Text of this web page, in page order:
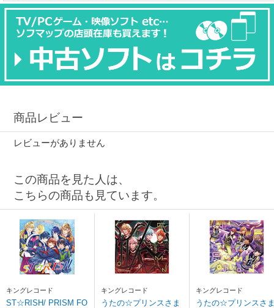
商品レビュー
レビューがありません
この商品を見た人は、
こちらの商品も見ています。
キングレコード
ST☆RISH/ PRISM FO
キングレコード
うたの☆プリンスさま
キングレコード
うたの☆プリンスさ